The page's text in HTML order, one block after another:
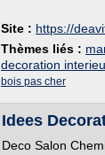
Site : https://
Thèmes liés :
decoration
bois pas cher
Idees
Deco Salon